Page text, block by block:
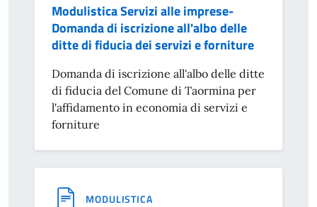
Modulistica Servizi alle imprese-
Domanda di iscrizione all'albo delle
ditte di fiducia dei servizi e forniture
Domanda di iscrizione all'albo delle ditte
di fiducia del Comune di Taormina per
l'affidamento in economia di servizi e
forniture
MODULISTICA